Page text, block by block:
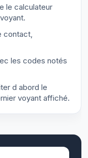
le calculateur
contact,
les codes notés
d abord le
voyant affiché.